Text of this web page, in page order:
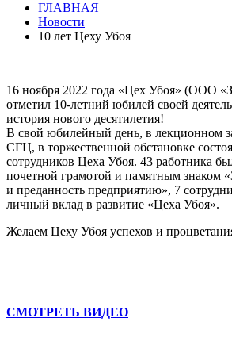
ГЛАВНАЯ
Новости
10 лет Цеху Убоя
16 ноября 2022 года «Цех Убоя» (ООО
отметил 10-летний юбилей своей
история нового десятилетия!
В свой юбилейный день, в лекционном
СГЦ, в торжественной обстановке
сотрудников Цеха Убоя. 43 работника
почетной грамотой и памятным знаком
и преданность предприятию», 7
личный вклад в развитие «Цеха Убоя».
Желаем Цеху Убоя успехов и
СМОТРЕТЬ ВИДЕО